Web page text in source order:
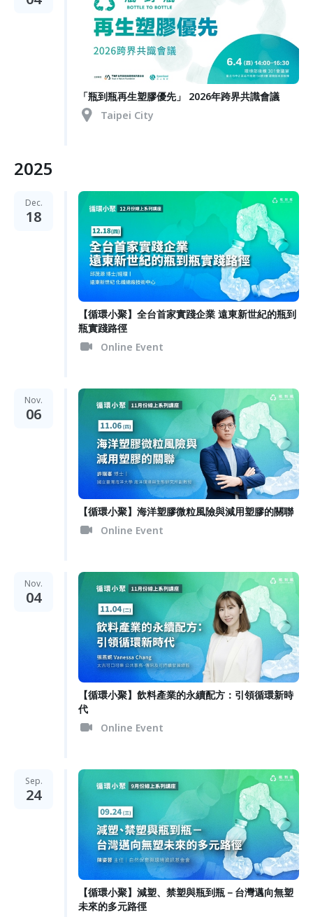
「瓶到瓶再生塑膠優先」 2026年跨界共識會議
Taipei City
2025
Dec.
18
【循環小聚】全台首家實踐企業 遠東新世紀的瓶到
瓶實踐路徑
Online Event
Nov.
06
【循環小聚】海洋塑膠微粒風險與減用塑膠的關聯
Online Event
Nov.
04
【循環小聚】飲料產業的永續配方：引領循環新時
代
Online Event
Sep.
24
【循環小聚】減塑、禁塑與瓶到瓶－台灣邁向無塑
未來的多元路徑